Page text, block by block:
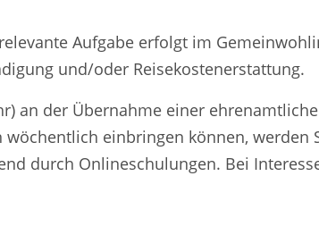
Aufgabe erfolgt im
und/oder Reisekostenerstattung.
an der Übernahme einer
einbringen können,
durch Onlineschulungen. Bei